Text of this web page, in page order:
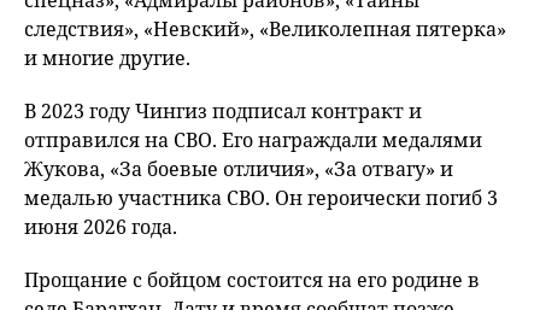
следствия», «Невский», «Великолепная пятерка»
и многие другие.
В 2023 году Чингиз подписал контракт и
отправился на СВО. Его награждали медалями
Жукова, «За боевые отличия», «За отвагу» и
медалью участника СВО. Он героически погиб 3
июня 2026 года.
Прощание с бойцом состоится на его родине в